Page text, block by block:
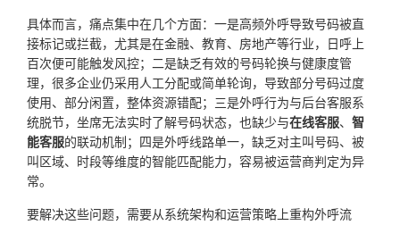
具体而言，痛点集中在几个方面：一是高频外呼导致号码被直
接标记或拦截，尤其是在金融、教育、房地产等行业，日呼上
百次便可能触发风控；二是缺乏有效的号码轮换与健康度管
理，很多企业仍采用人工分配或简单轮询，导致部分号码过度
使用、部分闲置，整体资源错配；三是外呼行为与后台客服系
统脱节，坐席无法实时了解号码状态，也缺少与在线客服、 智
能客服的联动机制；四是外呼线路单一，缺乏对主叫号码、被
叫区域、时段等维度的智能匹配能力，容易被运营商判定为异
常。
要解决这些问题，需要从系统架构和运营策略上重构外呼流